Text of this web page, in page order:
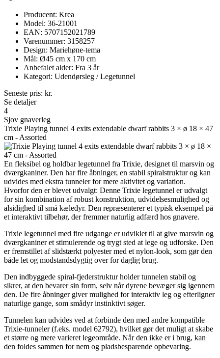
Producent: Krea
Model: 36-21001
EAN: 5707152021789
Varenummer: 3158257
Design: Mariehøne-tema
Mål: Ø45 cm x 170 cm
Anbefalet alder: Fra 3 år
Kategori: Udendørsleg / Legetunnel
Seneste pris: kr.
Se detaljer
4
Sjov gnaverleg
Trixie Playing tunnel 4 exits extendable dwarf rabbits 3 × ø 18 × 47
cm - Assorted
En fleksibel og holdbar legetunnel fra Trixie, designet til marsvin og
dværgkaniner. Den har fire åbninger, en stabil spiralstruktur og kan
udvides med ekstra tunneler for mere aktivitet og variation.
Hvorfor den er blevet udvalgt: Denne Trixie legetunnel er udvalgt
for sin kombination af robust konstruktion, udvidelsesmulighed og
alsidighed til små kæledyr. Den repræsenterer et typisk eksempel på
et interaktivt tilbehør, der fremmer naturlig adfærd hos gnavere.
Trixie legetunnel med fire udgange er udviklet til at give marsvin og
dværgkaniner et stimulerende og trygt sted at lege og udforske. Den
er fremstillet af slidstærkt polyester med et nylon-look, som gør den
både let og modstandsdygtig over for daglig brug.
Den indbyggede spiral-fjederstruktur holder tunnelen stabil og
sikrer, at den bevarer sin form, selv når dyrene bevæger sig igennem
den. De fire åbninger giver mulighed for interaktiv leg og efterligner
naturlige gange, som smådyr instinktivt søger.
Tunnelen kan udvides ved at forbinde den med andre kompatible
Trixie-tunneler (f.eks. model 62792), hvilket gør det muligt at skabe
et større og mere varieret legeområde. Når den ikke er i brug, kan
den foldes sammen for nem og pladsbesparende opbevaring.